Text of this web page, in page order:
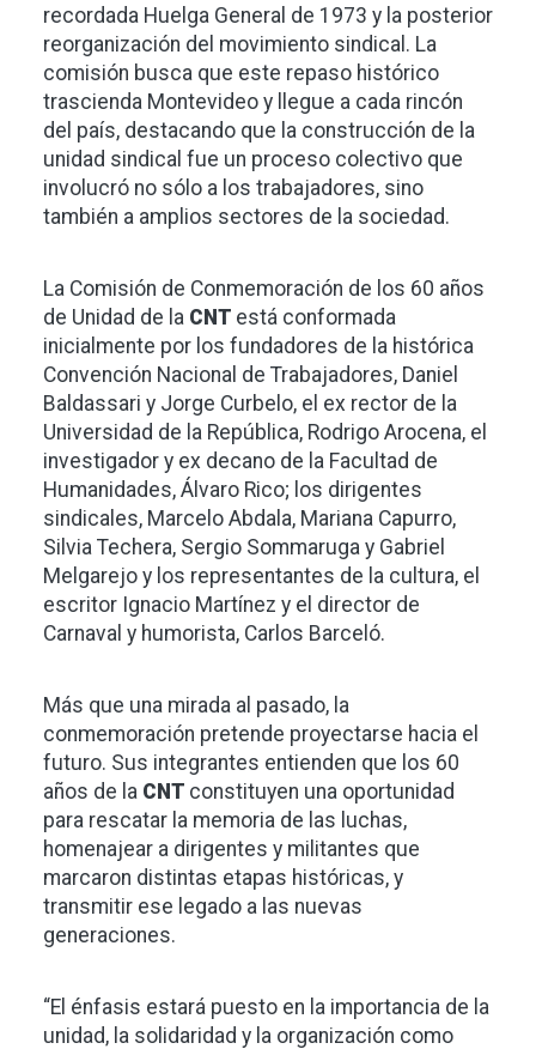
recordada Huelga General de 1973 y la posterior
reorganización del movimiento sindical. La
comisión busca que este repaso histórico
trascienda Montevideo y llegue a cada rincón
del país, destacando que la construcción de la
unidad sindical fue un proceso colectivo que
involucró no sólo a los trabajadores, sino
también a amplios sectores de la sociedad.
La Comisión de Conmemoración de los 60 años
de Unidad de la CNT está conformada
inicialmente por los fundadores de la histórica
Convención Nacional de Trabajadores, Daniel
Baldassari y Jorge Curbelo, el ex rector de la
Universidad de la República, Rodrigo Arocena, el
investigador y ex decano de la Facultad de
Humanidades, Álvaro Rico; los dirigentes
sindicales, Marcelo Abdala, Mariana Capurro,
Silvia Techera, Sergio Sommaruga y Gabriel
Melgarejo y los representantes de la cultura, el
escritor Ignacio Martínez y el director de
Carnaval y humorista, Carlos Barceló.
Más que una mirada al pasado, la
conmemoración pretende proyectarse hacia el
futuro. Sus integrantes entienden que los 60
años de la CNT constituyen una oportunidad
para rescatar la memoria de las luchas,
homenajear a dirigentes y militantes que
marcaron distintas etapas históricas, y
transmitir ese legado a las nuevas
generaciones.
“El énfasis estará puesto en la importancia de la
unidad, la solidaridad y la organización como